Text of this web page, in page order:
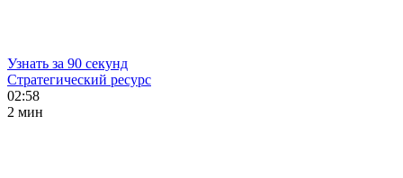
Узнать за 90 секунд
Стратегический ресурс
02:58
2 мин